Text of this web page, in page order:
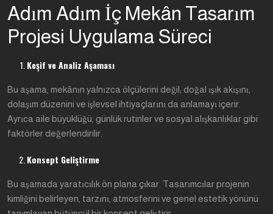
Adım Adım İç Mekân Tasarım
Projesi Uygulama Süreci
Keşif ve Analiz Aşaması
Bu aşama, mekânın yalnızca ölçülerini değil; doğal ışık akışını,
dolaşım düzenini ve işlevsel ihtiyaçlarını da anlamayı içerir.
Ayrıca aile büyüklüğü, günlük rutinler ve sosyal alışkanlıklar gibi
faktörler değerlendirilir.
Konsept Geliştirme
Bu aşamada yaratıcılık ön plana çıkar. Tasarımcılar projenin
kimliğini belirleyen, tarzını, atmosferini ve genel estetik yönünü